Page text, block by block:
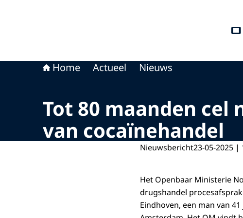
Home Actueel Nieuws
Tot 80 maanden cel
van cocaïnehandel
Nieuwsbericht23-05-2025 |
Het Openbaar Ministerie
drugshandel
Eindhoven, een man van